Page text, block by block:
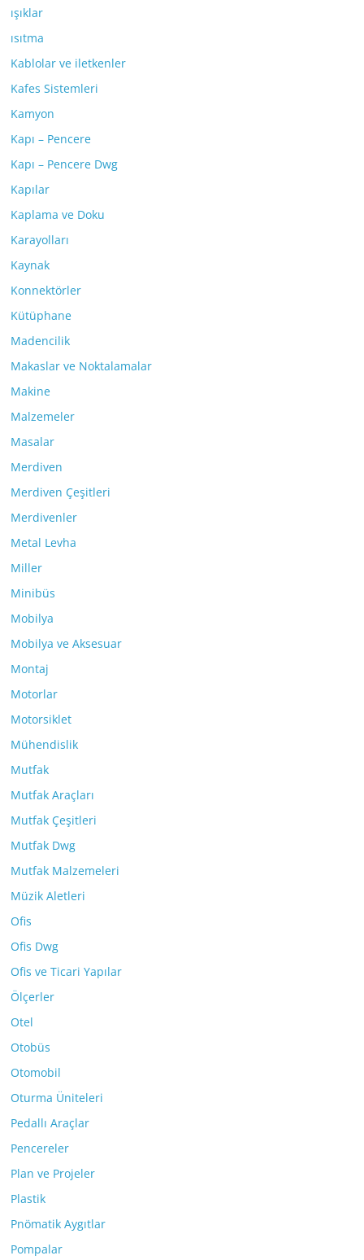
ışıklar
ısıtma
Kablolar ve iletkenler
Kafes Sistemleri
Kamyon
Kapı – Pencere
Kapı – Pencere Dwg
Kapılar
Kaplama ve Doku
Karayolları
Kaynak
Konnektörler
Kütüphane
Madencilik
Makaslar ve Noktalamalar
Makine
Malzemeler
Masalar
Merdiven
Merdiven Çeşitleri
Merdivenler
Metal Levha
Miller
Minibüs
Mobilya
Mobilya ve Aksesuar
Montaj
Motorlar
Motorsiklet
Mühendislik
Mutfak
Mutfak Araçları
Mutfak Çeşitleri
Mutfak Dwg
Mutfak Malzemeleri
Müzik Aletleri
Ofis
Ofis Dwg
Ofis ve Ticari Yapılar
Ölçerler
Otel
Otobüs
Otomobil
Oturma Üniteleri
Pedallı Araçlar
Pencereler
Plan ve Projeler
Plastik
Pnömatik Aygıtlar
Pompalar